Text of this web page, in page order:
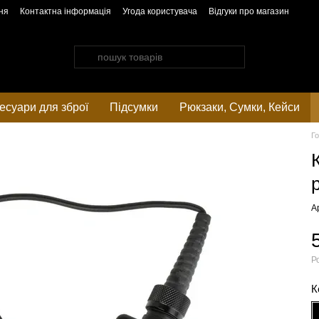
Контактна інформація Угода користувача Відгуки про магазин
для зброї Підсумки Рюкзаки, Cумки, Кейси